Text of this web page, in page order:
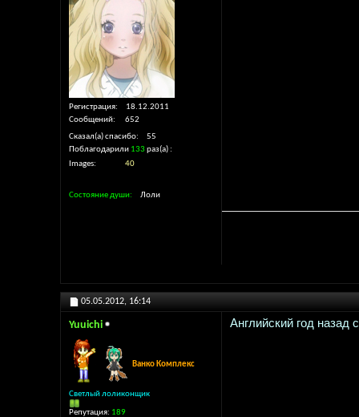
Регистрация
18.12.2011
Сообщений
652
Сказал(а) спасибо
55
Поблагодарили 133 раз(а)
Images
40
Состояние души Лоли
05.05.2012, 16:14
Yuuichi
Ванко Комплекс
Светлый лоликонщик
Репутация: 189
Английский год назад